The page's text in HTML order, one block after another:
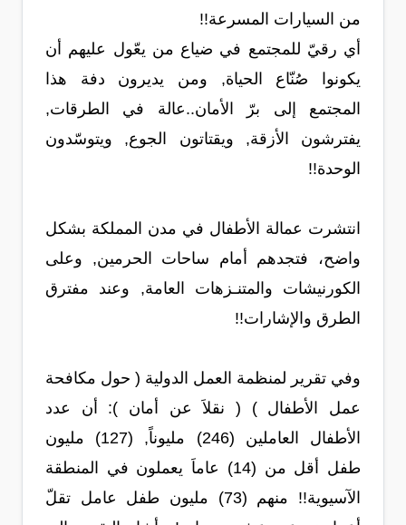
من السيارات المسرعة!!
أي رقيّ للمجتمع في ضياع من يعّول عليهم أن
يكونوا صُنّاع الحياة, ومن يديرون دفة هذا
المجتمع إلى برّ الأمان..عالة في الطرقات,
يفترشون الأزقة, ويقتاتون الجوع, ويتوسّدون
الوحدة!!
انتشرت عمالة الأطفال في مدن المملكة بشكل
واضح، فتجدهم أمام ساحات الحرمين, وعلى
الكورنيشات والمتنـزهات العامة, وعند مفترق
الطرق والإشارات!!
وفي تقرير لمنظمة العمل الدولية ( حول مكافحة
عمل الأطفال ) ( نقلاَ عن أمان ): أن عدد
الأطفال العاملين (246) مليوناً, (127) مليون
طفل أقل من (14) عاماَ يعملون في المنطقة
الآسيوية!! منهم (73) مليون طفل عامل تقلّ